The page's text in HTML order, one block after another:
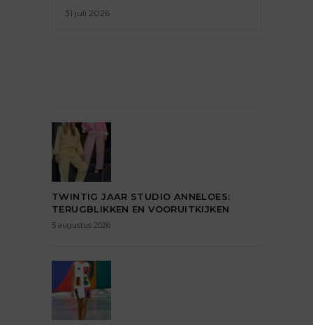
31 juli 2026
TWINTIG JAAR STUDIO ANNELOES:
TERUGBLIKKEN EN VOORUITKIJKEN
5 augustus 2026